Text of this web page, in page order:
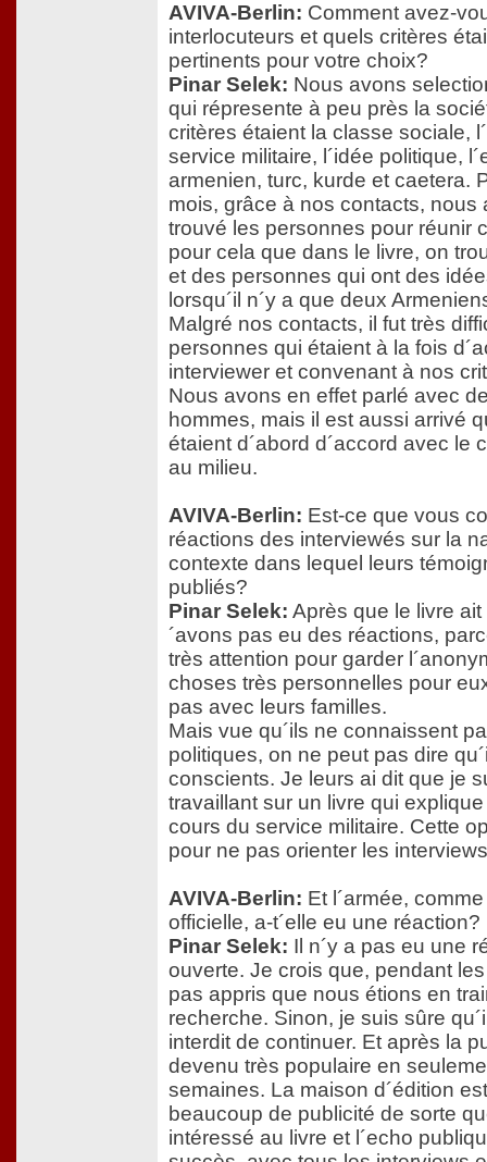
AVIVA-Berlin: Comment avez-
interlocuteurs et quels critères
pertinents pour votre choix?
Pinar Selek: Nous avons
qui répresente à peu près la
critères étaient la classe sociale,
service militaire, l´idée politique,
armenien, turc, kurde et caetera.
mois, grâce à nos contacts, nous
trouvé les personnes pour réunir
pour cela que dans le livre, on
et des personnes qui ont des
lorsqu´il n´y a que deux
Malgré nos contacts, il fut très
personnes qui étaient à la fois
interviewer et convenant à nos
Nous avons en effet parlé avec
hommes, mais il est aussi arrivé
étaient d´abord d´accord avec le
au milieu.
AVIVA-Berlin: Est-ce que vous
réactions des interviewés sur la
contexte dans lequel leurs
publiés?
Pinar Selek: Après que le livre
´avons pas eu des réactions,
très attention pour garder
choses très personnelles pour
pas avec leurs familles.
Mais vue qu´ils ne connaissent
politiques, on ne peut pas dire
conscients. Je leurs ai dit que je
travaillant sur un livre qui
cours du service militaire. Cette
pour ne pas orienter les
AVIVA-Berlin: Et l´armée,
officielle, a-t´elle eu une réaction?
Pinar Selek: Il n´y a pas eu une
ouverte. Je crois que, pendant
pas appris que nous étions en
recherche. Sinon, je suis sûre
interdit de continuer. Et après la
devenu très populaire en
semaines. La maison d´édition
beaucoup de publicité de sorte
intéressé au livre et l´echo